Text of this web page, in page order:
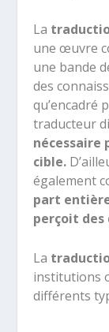
La
une œuvre
une bande
des
qu’encadré
traducteur
nécessaire
cible.
également
part
perçoit des
La
institutions
différents